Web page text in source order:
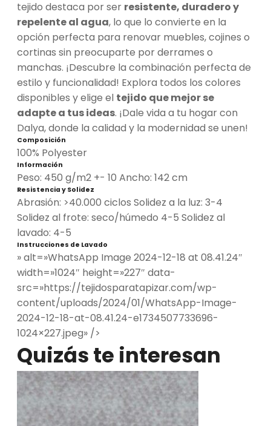
tejido destaca por ser resistente, duradero y
repelente al agua, lo que lo convierte en la
opción perfecta para renovar muebles, cojines o
cortinas sin preocuparte por derrames o
manchas. ¡Descubre la combinación perfecta de
estilo y funcionalidad! Explora todos los colores
disponibles y elige el tejido que mejor se
adapte a tus ideas. ¡Dale vida a tu hogar con
Dalya, donde la calidad y la modernidad se unen!
Composición
100% Polyester
Información
Peso: 450 g/m2 +- 10 Ancho: 142 cm
Resistencia y Solidez
Abrasión: >40.000 ciclos Solidez a la luz: 3-4
Solidez al frote: seco/húmedo 4-5 Solidez al
lavado: 4-5
Instrucciones de Lavado
» alt=»WhatsApp Image 2024-12-18 at 08.41.24″
width=»1024″ height=»227″ data-
src=»https://tejidosparatapizar.com/wp-
content/uploads/2024/01/WhatsApp-Image-
2024-12-18-at-08.41.24-e1734507733696-
1024×227.jpeg» />
Quizás te interesan